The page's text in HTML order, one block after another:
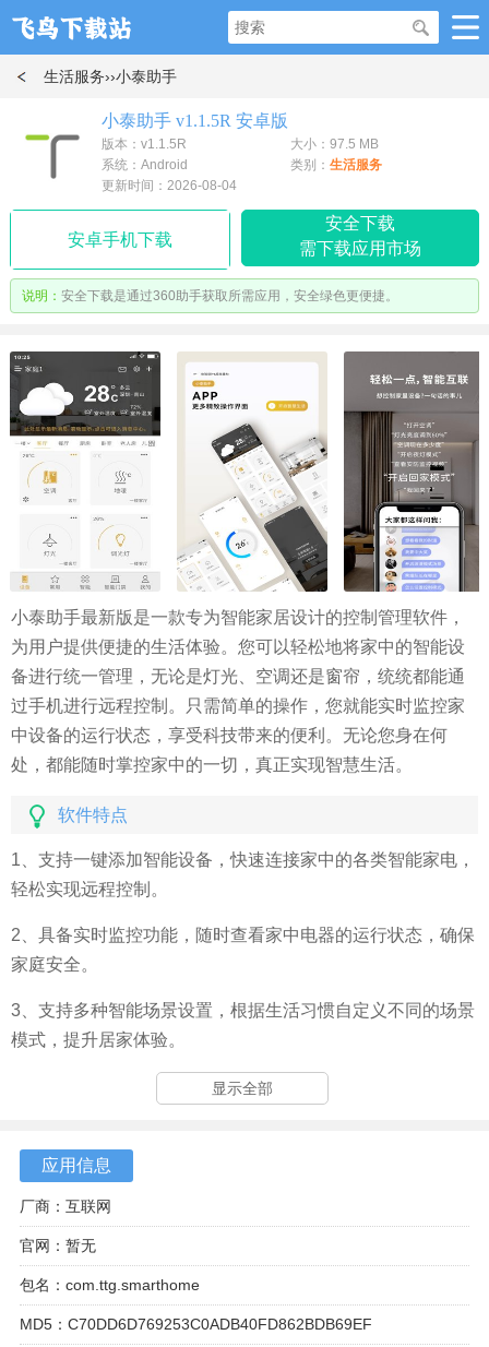
生活服务››小泰助手
小泰助手 v1.1.5R 安卓版
版本：v1.1.5R
大小：97.5 MB
系统：Android
类别： 生活服务
更新时间：2026-08-04
安卓手机下载
安全下载
需下载应用市场
说明： 安全下载是通过360助手获取所需应用，安全绿色更便捷。
小泰助手最新版是一款专为智能家居设计的控制管理软件，
为用户提供便捷的生活体验。您可以轻松地将家中的智能设
备进行统一管理，无论是灯光、空调还是窗帘，统统都能通
过手机进行远程控制。只需简单的操作，您就能实时监控家
中设备的运行状态，享受科技带来的便利。无论您身在何
处，都能随时掌控家中的一切，真正实现智慧生活。
软件特点
1、支持一键添加智能设备，快速连接家中的各类智能家电，
轻松实现远程控制。
2、具备实时监控功能，随时查看家中电器的运行状态，确保
家庭安全。
3、支持多种智能场景设置，根据生活习惯自定义不同的场景
模式，提升居家体验。
4、融合智能门禁系统，实现远程开门、二维码开门等多种便
显示全部
应用信息
厂商：互联网
官网：暂无
包名：com.ttg.smarthome
MD5：C70DD6D769253C0ADB40FD862BDB69EF